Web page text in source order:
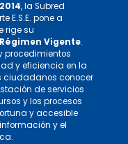
, la Subred
E.S.E. pone a
rige su
Régimen Vigente.
procedimientos
y eficiencia en la
ciudadanos conocer
de servicios
y los procesos
y accesible
y el